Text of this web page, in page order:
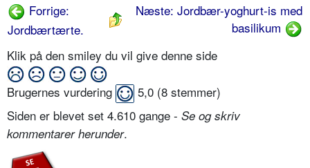
Forrige:
Jordbærtærte.
Næste: Jordbær-yoghurt-is med
basilikum
Klik på den smiley du vil give denne side
Brugernes vurdering 5,0 (8 stemmer)
Siden er blevet set 4.610 gange - Se og skriv
kommentarer herunder.